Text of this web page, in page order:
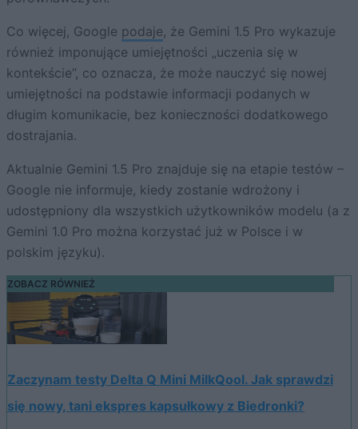
Co więcej, Google podaje, że Gemini 1.5 Pro wykazuje
również imponujące umiejętności „uczenia się w
kontekście”, co oznacza, że ​​może nauczyć się nowej
umiejętności na podstawie informacji podanych w
długim komunikacie, bez konieczności dodatkowego
dostrajania.
Aktualnie Gemini 1.5 Pro znajduje się na etapie testów –
Google nie informuje, kiedy zostanie wdrożony i
udostępniony dla wszystkich użytkowników modelu (a z
Gemini 1.0 Pro można korzystać już w Polsce i w
polskim języku).
ZOBACZ RÓWNIEŻ
Zaczynam testy Delta Q Mini MilkQool. Jak sprawdzi
się nowy, tani ekspres kapsułkowy z Biedronki?